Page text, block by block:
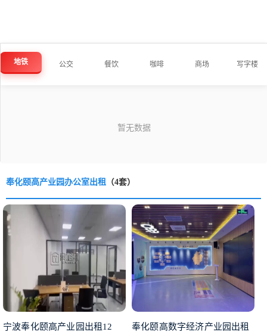
地铁 公交 餐饮 咖啡 商场 写字楼
奉化颐高产业园办公室出租 （4套）
宁波奉化颐高产业园出租12 奉化颐高数字经济产业园出租